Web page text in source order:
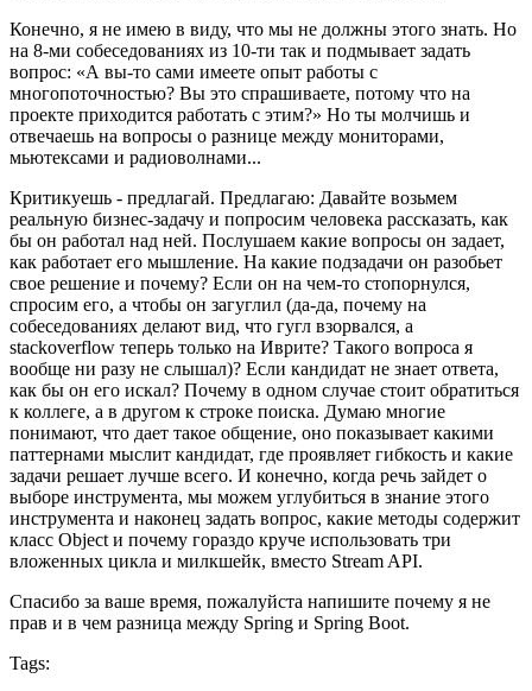
Конечно, я не имею в виду, что мы не должны этого знать. Но
на 8-ми собеседованиях из 10-ти так и подмывает задать
вопрос: «А вы-то сами имеете опыт работы с
многопоточностью? Вы это спрашиваете, потому что на
проекте приходится работать с этим?» Но ты молчишь и
отвечаешь на вопросы о разнице между мониторами,
мьютексами и радиоволнами...
Критикуешь - предлагай. Предлагаю: Давайте возьмем
реальную бизнес-задачу и попросим человека рассказать, как
бы он работал над ней. Послушаем какие вопросы он задает,
как работает его мышление. На какие подзадачи он разобьет
свое решение и почему? Если он на чем-то стопорнулся,
спросим его, а чтобы он загуглил (да-да, почему на
собеседованиях делают вид, что гугл взорвался, а
stackoverflow теперь только на Иврите? Такого вопроса я
вообще ни разу не слышал)? Если кандидат не знает ответа,
как бы он его искал? Почему в одном случае стоит обратиться
к коллеге, а в другом к строке поиска. Думаю многие
понимают, что дает такое общение, оно показывает какими
паттернами мыслит кандидат, где проявляет гибкость и какие
задачи решает лучше всего. И конечно, когда речь зайдет о
выборе инструмента, мы можем углубиться в знание этого
инструмента и наконец задать вопрос, какие методы содержит
класс Object и почему гораздо круче использовать три
вложенных цикла и милкшейк, вместо Stream API.
Спасибо за ваше время, пожалуйста напишите почему я не
прав и в чем разница между Spring и Spring Boot.
Tags: